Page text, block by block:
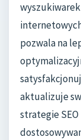
pozwala na
aktualizuje
strategie